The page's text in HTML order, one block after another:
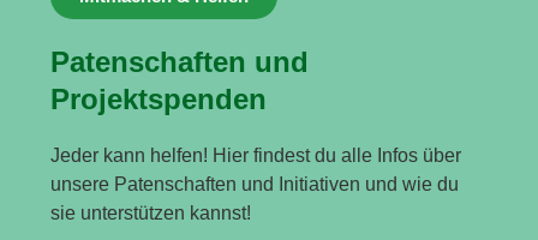
Patenschaften und
Projektspenden
Jeder kann helfen! Hier findest du alle Infos über
unsere Patenschaften und Initiativen und wie du
sie unterstützen kannst!